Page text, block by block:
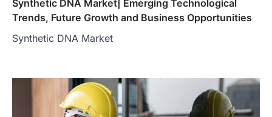
Synthetic DNA Market| Emerging Technological
Trends, Future Growth and Business Opportunities
Synthetic DNA Market